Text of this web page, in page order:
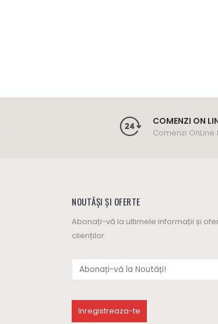
COMENZI ON
Comenzi OnLine
NOUTĂȘI ȘI OFERTE
Abonați-vă la ultimele informații și
clienților.